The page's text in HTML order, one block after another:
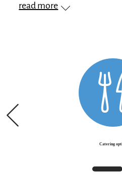
left in the direction of
the Sulzner Kaser hut it
Special features:
the Hindenburghütte, St.
minibuses from Reit im
read more
Catering